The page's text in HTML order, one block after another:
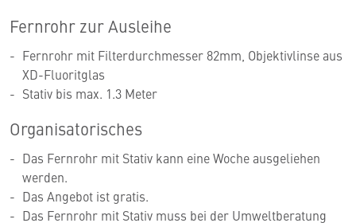
Fernrohr zur Ausleihe
Fernrohr mit Filterdurchmesser 82mm, Objektivlinse aus
XD-Fluoritglas
Stativ bis max. 1.3 Meter
Organisatorisches
Das Fernrohr mit Stativ kann eine Woche ausgeliehen
werden.
Das Angebot ist gratis.
Das Fernrohr mit Stativ muss bei der Umweltberatung